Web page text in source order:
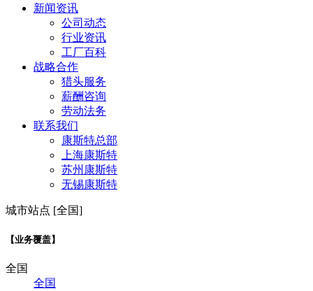
新闻资讯
公司动态
行业资讯
工厂百科
战略合作
猎头服务
薪酬咨询
劳动法务
联系我们
康斯特总部
上海康斯特
苏州康斯特
无锡康斯特
城市站点 [全国]
【业务覆盖】
全国
全国